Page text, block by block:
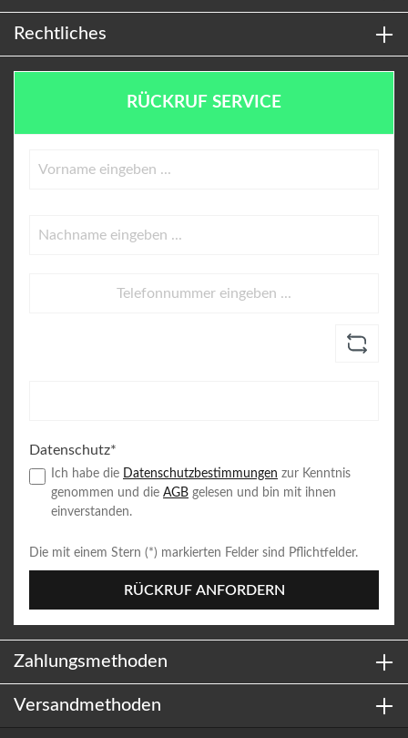
Rechtliches
RÜCKRUF SERVICE
Datenschutz*
Ich habe die Datenschutzbestimmungen zur Kenntnis
genommen und die AGB gelesen und bin mit ihnen
einverstanden.
Die mit einem Stern (*) markierten Felder sind Pflichtfelder.
RÜCKRUF ANFORDERN
Zahlungsmethoden
Versandmethoden